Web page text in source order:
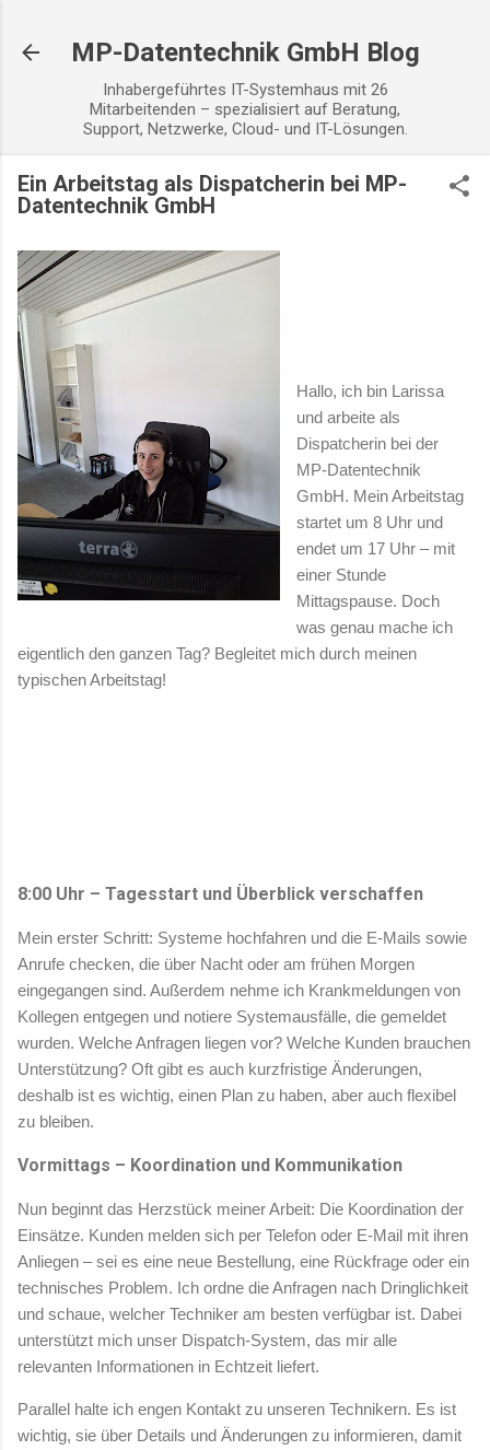
MP-Datentechnik GmbH Blog
Inhabergeführtes IT-Systemhaus mit 26
Mitarbeitenden – spezialisiert auf Beratung,
Support, Netzwerke, Cloud- und IT-Lösungen.
Ein Arbeitstag als Dispatcherin bei MP-
Datentechnik GmbH
Hallo, ich bin Larissa
und arbeite als
Dispatcherin bei der
MP-Datentechnik
GmbH. Mein Arbeitstag
startet um 8 Uhr und
endet um 17 Uhr – mit
einer Stunde
Mittagspause. Doch
was genau mache ich
eigentlich den ganzen Tag? Begleitet mich durch meinen
typischen Arbeitstag!
8:00 Uhr – Tagesstart und Überblick verschaffen
Mein erster Schritt: Systeme hochfahren und die E-Mails sowie
Anrufe checken, die über Nacht oder am frühen Morgen
eingegangen sind. Außerdem nehme ich Krankmeldungen von
Kollegen entgegen und notiere Systemausfälle, die gemeldet
wurden. Welche Anfragen liegen vor? Welche Kunden brauchen
Unterstützung? Oft gibt es auch kurzfristige Änderungen,
deshalb ist es wichtig, einen Plan zu haben, aber auch flexibel
zu bleiben.
Vormittags – Koordination und Kommunikation
Nun beginnt das Herzstück meiner Arbeit: Die Koordination der
Einsätze. Kunden melden sich per Telefon oder E-Mail mit ihren
Anliegen – sei es eine neue Bestellung, eine Rückfrage oder ein
technisches Problem. Ich ordne die Anfragen nach Dringlichkeit
und schaue, welcher Techniker am besten verfügbar ist. Dabei
unterstützt mich unser Dispatch-System, das mir alle
relevanten Informationen in Echtzeit liefert.
Parallel halte ich engen Kontakt zu unseren Technikern. Es ist
wichtig, sie über Details und Änderungen zu informieren, damit